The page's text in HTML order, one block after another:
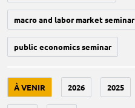
macro and labor market seminar
public economics seminar
À VENIR 2026 2025